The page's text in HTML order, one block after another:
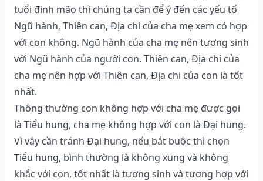
tuổi đinh mão thì chúng ta cần để ý đến các yếu tố
Ngũ hành, Thiên can, Địa chi của cha mẹ xem có hợp
với con không. Ngũ hành của cha mẹ nên tương sinh
với Ngũ hành của người con. Thiên can, Địa chi của
cha mẹ nên hợp với Thiên can, Địa chi của con là tốt
nhất.
Thông thường con không hợp với cha mẹ được gọi
là Tiểu hung, cha mẹ không hợp với con là Đại hung.
Vì vậy cần tránh Đại hung, nếu bắt buộc thì chọn
Tiểu hung, bình thường là không xung và không
khắc với con, tốt nhất là tương sinh và tương hợp với